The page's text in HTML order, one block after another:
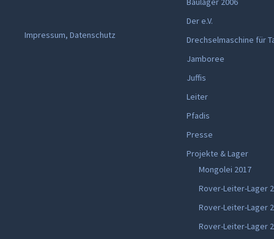
Der e.V.
Drechselmaschine für
Jamboree
Juffis
Leiter
Pfadis
Presse
Projekte & Lager
Mongolei 2017
Rover-Leiter-Lager
Rover-Leiter-Lager
Rover-Leiter-Lager
Impressum, Datenschutz